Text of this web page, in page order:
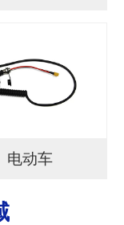
电动车